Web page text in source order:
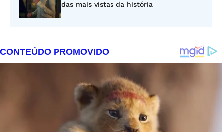
das mais vistas da história